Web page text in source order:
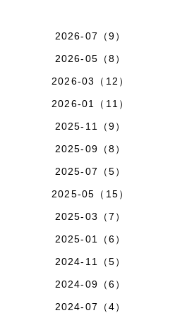
2026-07（9）
2026-05（8）
2026-03（12）
2026-01（11）
2025-11（9）
2025-09（8）
2025-07（5）
2025-05（15）
2025-03（7）
2025-01（6）
2024-11（5）
2024-09（6）
2024-07（4）